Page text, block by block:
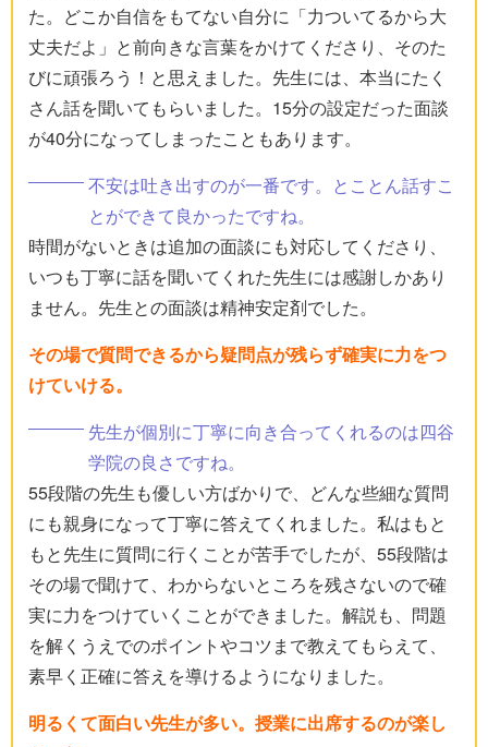
た。どこか自信をもてない自分に「力ついてるから大
丈夫だよ」と前向きな言葉をかけてくださり、そのた
びに頑張ろう！と思えました。先生には、本当にたく
さん話を聞いてもらいました。15分の設定だった面談
が40分になってしまったこともあります。
不安は吐き出すのが一番です。とことん話すこ
とができて良かったですね。
時間がないときは追加の面談にも対応してくださり、
いつも丁寧に話を聞いてくれた先生には感謝しかあり
ません。先生との面談は精神安定剤でした。
その場で質問できるから疑問点が残らず確実に力をつ
けていける。
先生が個別に丁寧に向き合ってくれるのは四谷
学院の良さですね。
55段階の先生も優しい方ばかりで、どんな些細な質問
にも親身になって丁寧に答えてくれました。私はもと
もと先生に質問に行くことが苦手でしたが、55段階は
その場で聞けて、わからないところを残さないので確
実に力をつけていくことができました。解説も、問題
を解くうえでのポイントやコツまで教えてもらえて、
素早く正確に答えを導けるようになりました。
明るくて面白い先生が多い。授業に出席するのが楽し